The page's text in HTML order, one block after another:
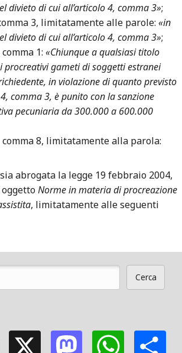
divieto di cui all’articolo 4, comma 3»;
3, limitatamente alle parole: «in
divieto di cui all’articolo 4, comma 3»;
1: «Chiunque a qualsiasi titolo
procreativi gameti di soggetti estranei
in violazione di quanto previsto
comma 3, è punito con la sanzione
pecuniaria da 300.000 a 600.000
8, limitatamente alla parola:
abrogata la legge 19 febbraio 2004,
oggettoNorme in materia di procreazione
, limitatamente alle seguenti
X Mastodon